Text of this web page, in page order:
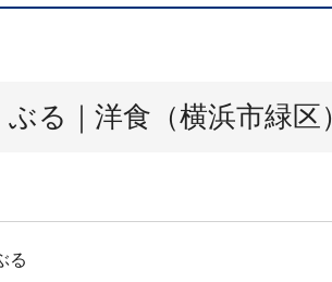
る｜洋食（横浜市緑区
る